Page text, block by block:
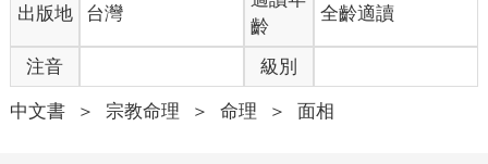
出版地 台灣
齡
全齡適讀
注音 級別
中文書 ＞ 宗教命理 ＞ 命理 ＞ 面相